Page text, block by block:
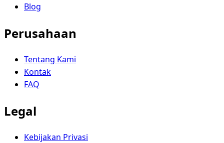
Blog
Perusahaan
Tentang Kami
Kontak
FAQ
Legal
Kebijakan Privasi